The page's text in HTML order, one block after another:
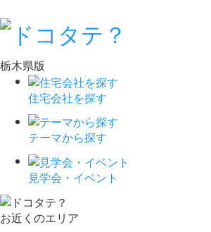
栃木県版
住宅会社を探す
テーマから探す
見学会・イベント
お近くのエリア